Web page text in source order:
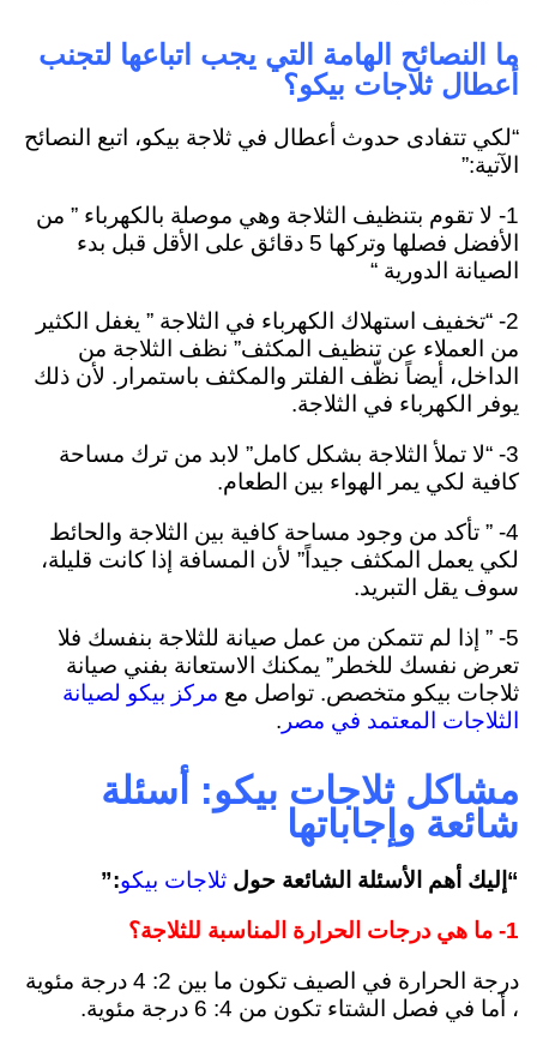
ما النصائح الهامة التي يجب اتباعها لتجنب
أعطال ثلاجات بيكو؟
“لكي تتفادى حدوث أعطال في ثلاجة بيكو، اتبع النصائح
الآتية:”
1- لا تقوم بتنظيف الثلاجة وهي موصلة بالكهرباء ” من
الأفضل فصلها وتركها 5 دقائق على الأقل قبل بدء
الصيانة الدورية “
2- “تخفيف استهلاك الكهرباء في الثلاجة ” يغفل الكثير
من العملاء عن تنظيف المكثف” نظف الثلاجة من
الداخل، أيضاً نظّف الفلتر والمكثف باستمرار. لأن ذلك
يوفر الكهرباء في الثلاجة.
3- “لا تملأ الثلاجة بشكل كامل” لابد من ترك مساحة
كافية لكي يمر الهواء بين الطعام.
4- ” تأكد من وجود مساحة كافية بين الثلاجة والحائط
لكي يعمل المكثف جيداً” لأن المسافة إذا كانت قليلة،
سوف يقل التبريد.
5- ” إذا لم تتمكن من عمل صيانة للثلاجة بنفسك فلا
تعرض نفسك للخطر” يمكنك الاستعانة بفني صيانة
ثلاجات بيكو متخصص. تواصل مع مركز بيكو لصيانة
الثلاجات المعتمد في مصر .
مشاكل ثلاجات بيكو: أسئلة
شائعة وإجاباتها
“إليك أهم الأسئلة الشائعة حول ثلاجات بيكو:”
1- ما هي درجات الحرارة المناسبة للثلاجة؟
درجة الحرارة في الصيف تكون ما بين 2: 4 درجة مئوية
، أما في فصل الشتاء تكون من 4: 6 درجة مئوية.